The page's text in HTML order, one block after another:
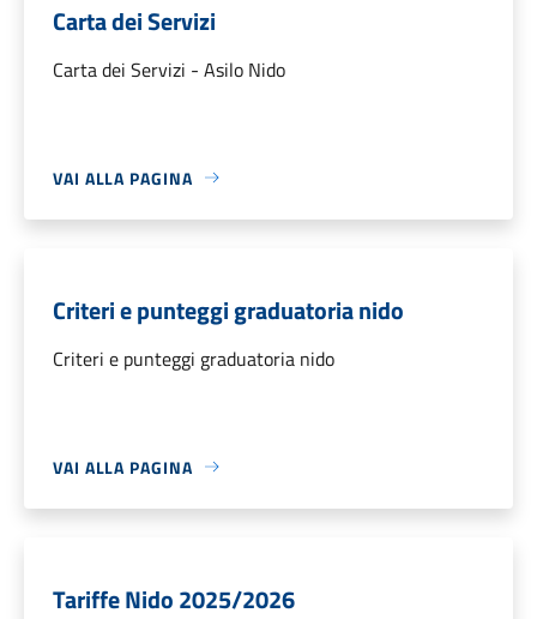
Carta dei Servizi
Carta dei Servizi - Asilo Nido
VAI ALLA PAGINA
Criteri e punteggi graduatoria nido
Criteri e punteggi graduatoria nido
VAI ALLA PAGINA
Tariffe Nido 2025/2026